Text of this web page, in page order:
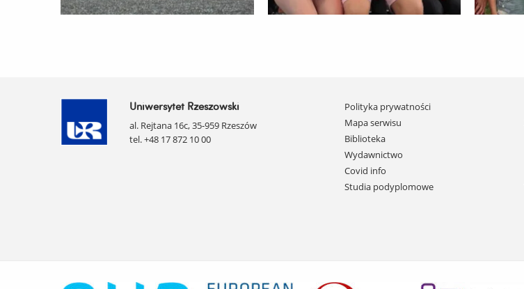
Uniwersytet Rzeszowski
al. Rejtana 16c, 35-959 Rzeszów
tel. +48 17 872 10 00
Pomiń
nawigację
i
przejdź
do
treści
Polityka prywatności
Mapa serwisu
Biblioteka
Wydawnictwo
Covid info
Studia podyplomowe